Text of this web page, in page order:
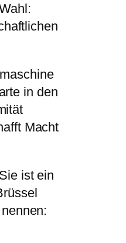
in den
Macht
ist ein